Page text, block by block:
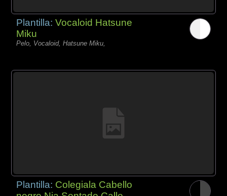
Plantilla:Vocaloid Hatsune
Miku
Pelo, Vocaloid, Hatsune Miku,
Plantilla: Colegiala Cabello